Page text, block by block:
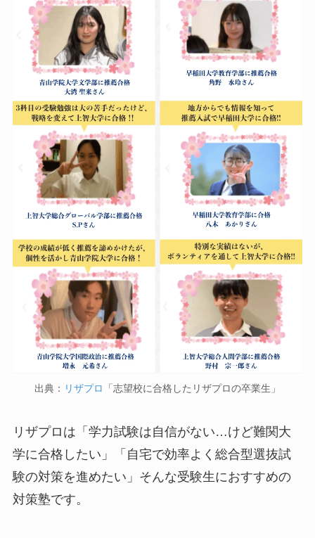
出典： リザプロ 「志望校に合格したリザプロの卒業生」
リザプロは「学力試験は自信がない…けど難関大
学に合格したい」「自宅で効率よく総合型選抜試
験の対策を進めたい」そんな受験生におすすめの
対策塾です。